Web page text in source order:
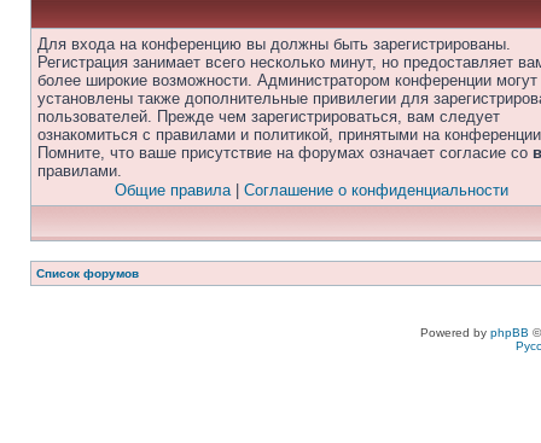
Для входа на конференцию вы должны быть зарегистрированы.
Регистрация занимает всего несколько минут, но предоставляет
более широкие возможности. Администратором конференции
установлены также дополнительные привилегии для
пользователей. Прежде чем зарегистрироваться, вам следует
ознакомиться с правилами и политикой, принятыми на
Помните, что ваше присутствие на форумах означает согласие со
правилами.
Общие правила| Соглашение о конфиденциальности
Список форумов
Powered by phpBB